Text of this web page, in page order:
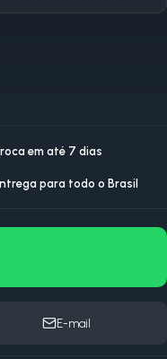
em até 7 dias
para todo o Brasil
E-mail